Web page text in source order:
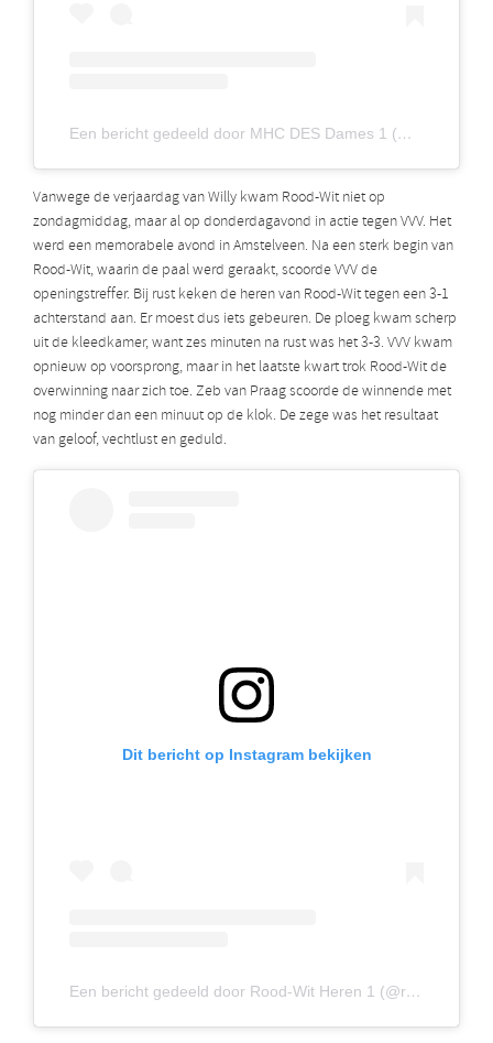
Een bericht gedeeld door MHC DES Dames 1 (@mhcdesdames1)
Vanwege de verjaardag van Willy kwam Rood-Wit niet op
zondagmiddag, maar al op donderdagavond in actie tegen VVV. Het
werd een memorabele avond in Amstelveen. Na een sterk begin van
Rood-Wit, waarin de paal werd geraakt, scoorde VVV de
openingstreffer. Bij rust keken de heren van Rood-Wit tegen een 3-1
achterstand aan. Er moest dus iets gebeuren. De ploeg kwam scherp
uit de kleedkamer, want zes minuten na rust was het 3-3. VVV kwam
opnieuw op voorsprong, maar in het laatste kwart trok Rood-Wit de
overwinning naar zich toe. Zeb van Praag scoorde de winnende met
nog minder dan een minuut op de klok. De zege was het resultaat
van geloof, vechtlust en geduld.
Dit bericht op Instagram bekijken
Een bericht gedeeld door Rood-Wit Heren 1 (@roodwitheren1)